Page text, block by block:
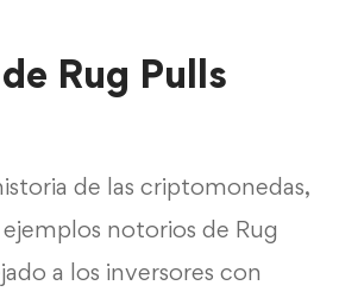
Rug Pulls
de las criptomonedas,
notorios de Rug
a los inversores con